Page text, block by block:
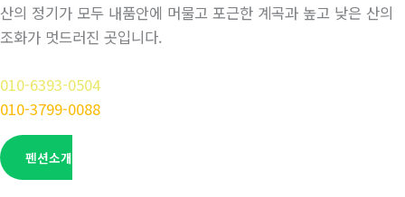
산의 정기가 모두 내품안에 머물고 포근한 계곡과 높고 낮은 산의
조화가 멋드러진 곳입니다.
010-6393-0504
010-3799-0088
펜션소개